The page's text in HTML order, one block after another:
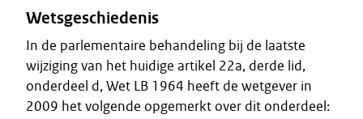
Wetsgeschiedenis
In de parlementaire behandeling bij de laatste
wijziging van het huidige artikel 22a, derde lid,
onderdeel d, Wet LB 1964 heeft de wetgever in
2009 het volgende opgemerkt over dit onderdeel: